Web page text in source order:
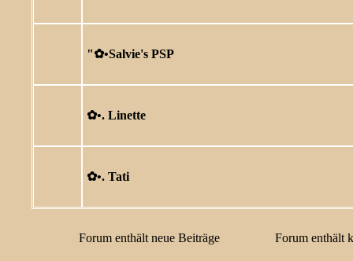
"✿ •Salvie's PSP
✿ •. Linette
✿ •. Tati
Forum enthält neue Beiträge Forum enthält